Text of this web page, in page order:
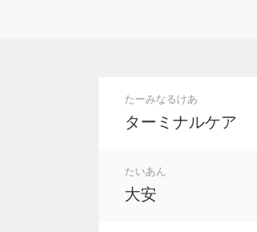
たーみなるけあ
ターミナルケア
たいあん
大安